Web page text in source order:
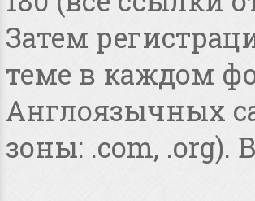
Затем
теме в каждом
Англоязычных
зоны: .com, .org).